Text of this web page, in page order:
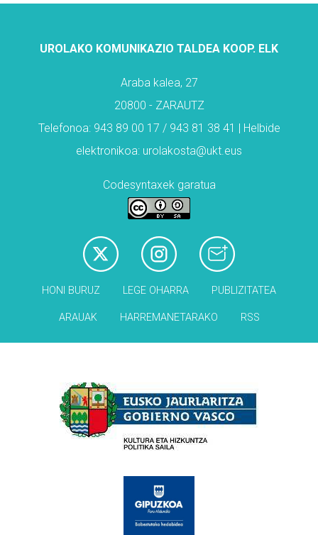
UROLAKO KOMUNIKAZIO TALDEA KOOP. ELK
Araba kalea, 27
20800 - ZARAUTZ
Telefonoa: 943 89 00 17 / 943 81 38 41 | Helbide
elektronikoa: urolakosta@ukt.eus
Codesyntaxek garatua
HONI BURUZ LEGE OHARRA PUBLIZITATEA
ARAUAK HARREMANETARAKO RSS